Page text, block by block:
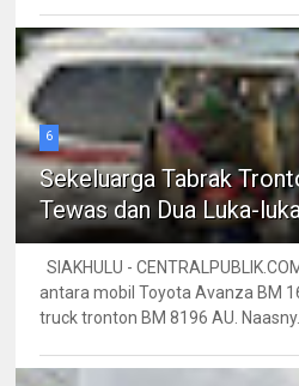
6
Sekeluarga Tabrak
Tewas dan Dua Luka-
SIAKHULU -
antara mobil Toyota Avanza BM
truck tronton BM 8196 AU. Naasny...